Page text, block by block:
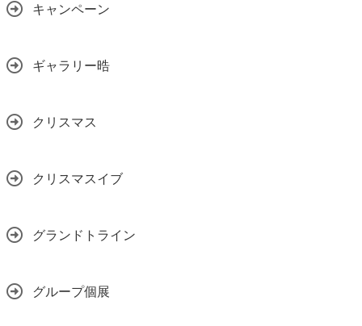
キャンペーン
ギャラリー晧
クリスマス
クリスマスイブ
グランドトライン
グループ個展